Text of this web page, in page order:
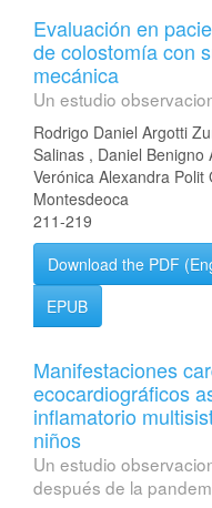
Evaluación en
de colostomía con
mecánica
Un estudio
Rodrigo Daniel Argotti
Salinas , Daniel
Verónica Alexandra
Montesdeoca
211-219
Download the PDF
EPUB
Manifestaciones
ecocardiográficos
inflamatorio
niños
Un estudio
después de la